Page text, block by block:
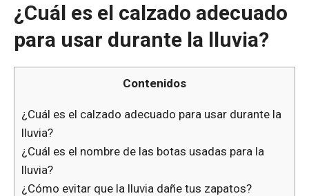
¿Cuál es el calzado adecuado
para usar durante la lluvia?
Contenidos
¿Cuál es el calzado adecuado para usar durante la
lluvia?
¿Cuál es el nombre de las botas usadas para la
lluvia?
¿Cómo evitar que la lluvia dañe tus zapatos?